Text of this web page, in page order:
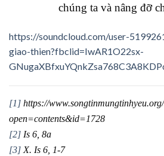
chúng ta và nâng đỡ
https://soundcloud.com/user-
giao-thien?fbclid=IwAR1O22sx-
[1] https://
open=contents&id=1728
[2] Is 6, 8a
[3] X. Is 6, 1-7